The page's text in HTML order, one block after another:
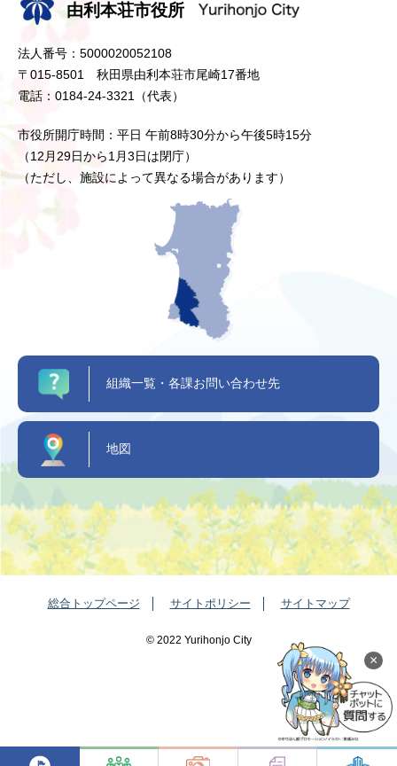
×
由利本荘市役所
法人番号：5000020052108
〒015-8501 秋田県由利本荘市尾崎17番地
電話：0184-24-3321（代表）
市役所開庁時間：平日 午前8時30分から午後5時15分
（12月29日から1月3日は閉庁）
（ただし、施設によって異なる場合があります）
組織一覧・各課お問い合わせ先
地図
総合トップページ サイトポリシー サイトマップ
©️ 2022 Yurihonjo City